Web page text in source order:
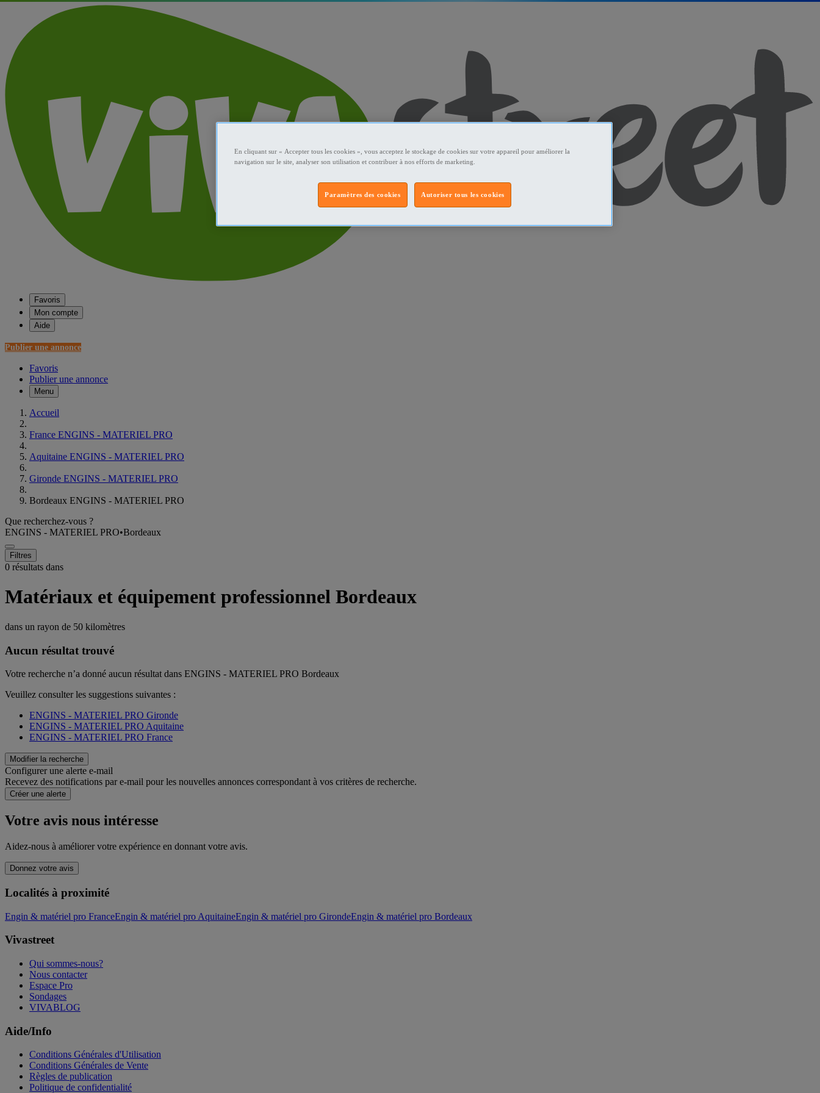
Favoris
Mon compte
Aide
Publier une annonce
Favoris
Publier une annonce
Menu
Accueil
France ENGINS - MATERIEL PRO
Aquitaine ENGINS - MATERIEL PRO
Gironde ENGINS - MATERIEL PRO
Bordeaux ENGINS - MATERIEL PRO
Que recherchez-vous ?
ENGINS - MATERIEL PRO•Bordeaux
Filtres
0 résultats dans
Matériaux et équipement professionnel Bordeaux
dans un rayon de 50 kilomètres
Aucun résultat trouvé
Votre recherche n’a donné aucun résultat dans ENGINS - MATERIEL PRO Bordeaux
Veuillez consulter les suggestions suivantes :
ENGINS - MATERIEL PRO Gironde
ENGINS - MATERIEL PRO Aquitaine
ENGINS - MATERIEL PRO France
Modifier la recherche
Configurer une alerte e-mail
Recevez des notifications par e-mail pour les nouvelles annonces correspondant à vos critères de recherche.
Créer une alerte
Votre avis nous intéresse
Aidez-nous à améliorer votre expérience en donnant votre avis.
Donnez votre avis
Localités à proximité
Engin & matériel pro FranceEngin & matériel pro AquitaineEngin & matériel pro GirondeEngin & matériel pro Bordeaux
Vivastreet
Qui sommes-nous?
Nous contacter
Espace Pro
Sondages
VIVABLOG
Aide/Info
Conditions Générales d'Utilisation
Conditions Générales de Vente
Règles de publication
Politique de confidentialité
En cliquant sur « Accepter tous les cookies », vous acceptez le stockage de cookies sur votre appareil pour améliorer la
navigation sur le site, analyser son utilisation et contribuer à nos efforts de marketing.
Autoriser tous les cookies
Paramètres des cookies